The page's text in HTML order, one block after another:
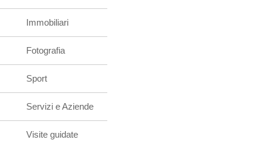
Immobiliari
Fotografia
Sport
Servizi e Aziende
Visite guidate